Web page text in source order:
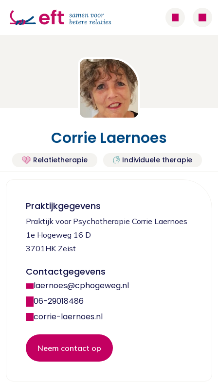
Corrie Laernoes
Relatietherapie Individuele therapie
Praktijkgegevens
Praktijk voor Psychotherapie Corrie Laernoes
1e Hogeweg 16 D
3701HK Zeist
Contactgegevens
laernoes@cphogeweg.nl
06-29018486
corrie-laernoes.nl
Neem contact op